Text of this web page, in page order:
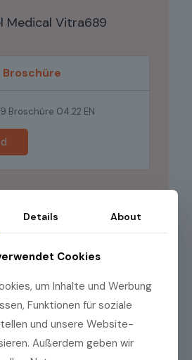
Medical Vitra689
Broschüre
Broschüre 04.22 EN
Details About
Cookies
um Inhalte und Werbung
Funktionen für soziale
und unsere Website-
Außerdem geben wir